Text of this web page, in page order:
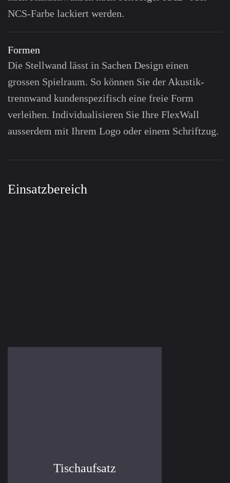
NCS-Farbe lackiert werden.
Formen
Die Stellwand lässt in Sachen Design einen
grossen Spiel­raum. So können Sie der Akustik­
trenn­wand kunden­spezifisch eine freie Form
verleihen. Indi­vidualisieren Sie Ihre FlexWall
ausserdem mit Ihrem Logo oder einem Schriftzug.
Einsatzbereich
Tischaufsatz